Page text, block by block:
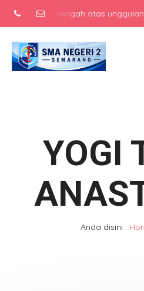
menengah atas unggulan
YOGI
Anda disini :